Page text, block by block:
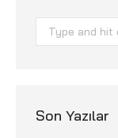
Search:
Son Yazılar